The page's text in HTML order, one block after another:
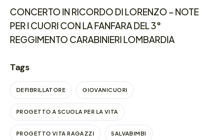
CONCERTO IN RICORDO DI LORENZO – NOTE
PER I CUORI CON LA FANFARA DEL 3°
REGGIMENTO CARABINIERI LOMBARDIA
Tags
DEFIBRILLATORE GIOVANICUORI
PROGETTO A SCUOLA PER LA VITA
PROGETTO VITA RAGAZZI SALVABIMBI